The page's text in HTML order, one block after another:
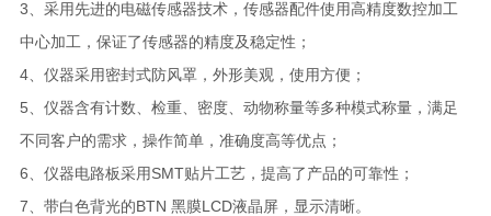
3、采用先进的电磁传感器技术，传感器配件使用高精度数控加工
中心加工，保证了传感器的精度及稳定性；
4、仪器采用密封式防风罩，外形美观，使用方便；
5、仪器含有计数、检重、密度、动物称量等多种模式称量，满足
不同客户的需求，操作简单，准确度高等优点；
6、仪器电路板采用SMT贴片工艺，提高了产品的可靠性；
7、带白色背光的BTN 黑膜LCD液晶屏，显示清晰。